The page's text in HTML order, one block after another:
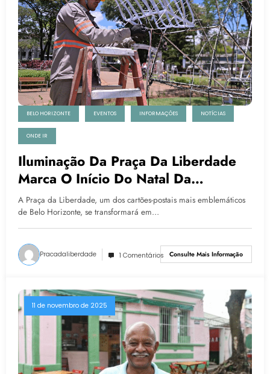
BELO HORIZONTE EVENTOS INFORMAÇÕES NOTÍCIAS
ONDE IR
Iluminação Da Praça Da Liberdade
Marca O Início Do Natal Da
Mineiridade Em Belo Horizonte
A Praça da Liberdade, um dos cartões-postais mais emblemáticos
de Belo Horizonte, se transformará em…
Pracadaliberdade 1 Comentários Consulte Mais Informação
11 de novembro de 2025